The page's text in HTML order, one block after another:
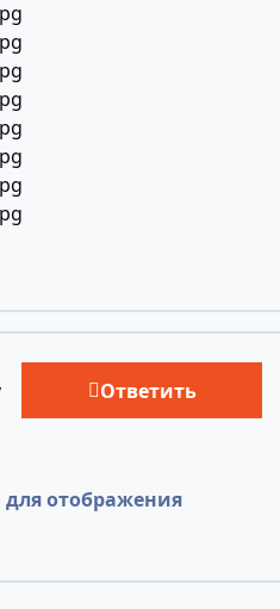
Ответить
отображения